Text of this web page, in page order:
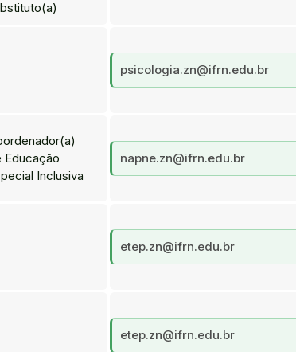
psicologia.zn@ifrn.edu.br
Educação
Inclusiva
napne.zn@ifrn.edu.br
etep.zn@ifrn.edu.br
etep.zn@ifrn.edu.br